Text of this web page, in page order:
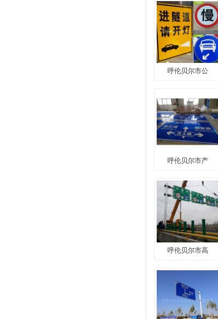
呼伦贝尔市公
呼伦贝尔市产
呼伦贝尔市高